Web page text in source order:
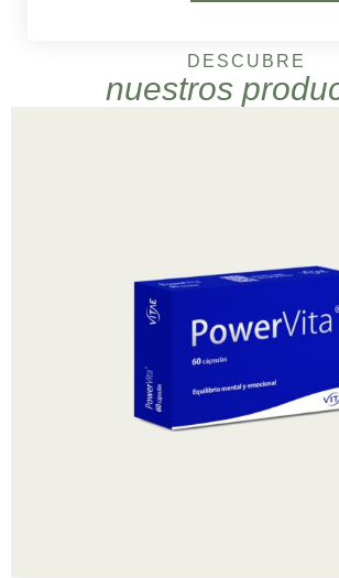
DESCUBRE
nuestros